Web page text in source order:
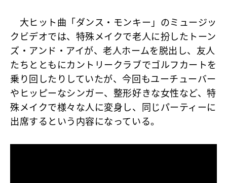
大ヒット曲「ダンス・モンキー」のミュージッ
クビデオでは、特殊メイクで老人に扮したトーン
ズ・アンド・アイが、老人ホームを脱出し、友人
たちとともにカントリークラブでゴルフカートを
乗り回したりしていたが、今回もユーチューバー
やヒッピーなシンガー、整形好きな女性など、特
殊メイクで様々な人に変身し、同じパーティーに
出席するという内容になっている。